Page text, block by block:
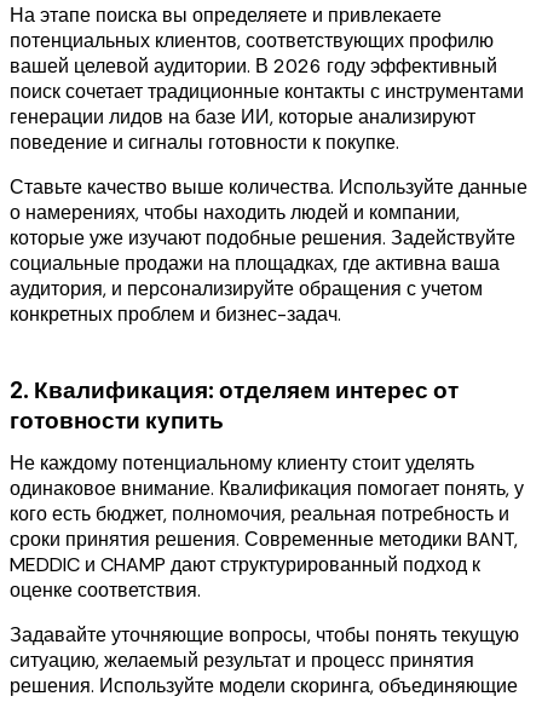
На этапе поиска вы определяете и привлекаете
потенциальных клиентов, соответствующих профилю
вашей целевой аудитории. В 2026 году эффективный
поиск сочетает традиционные контакты с инструментами
генерации лидов на базе ИИ, которые анализируют
поведение и сигналы готовности к покупке.
Ставьте качество выше количества. Используйте данные
о намерениях, чтобы находить людей и компании,
которые уже изучают подобные решения. Задействуйте
социальные продажи на площадках, где активна ваша
аудитория, и персонализируйте обращения с учетом
конкретных проблем и бизнес-задач.
2. Квалификация: отделяем интерес от
готовности купить
Не каждому потенциальному клиенту стоит уделять
одинаковое внимание. Квалификация помогает понять, у
кого есть бюджет, полномочия, реальная потребность и
сроки принятия решения. Современные методики BANT,
MEDDIC и CHAMP дают структурированный подход к
оценке соответствия.
Задавайте уточняющие вопросы, чтобы понять текущую
ситуацию, желаемый результат и процесс принятия
решения. Используйте модели скоринга, объединяющие